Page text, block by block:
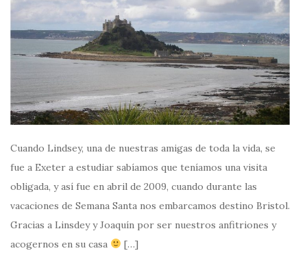
Cuando Lindsey, una de nuestras amigas de toda la vida, se
fue a Exeter a estudiar sabíamos que teníamos una visita
obligada, y así fue en abril de 2009, cuando durante las
vacaciones de Semana Santa nos embarcamos destino Bristol.
Gracias a Linsdey y Joaquín por ser nuestros anfitriones y
acogernos en su casa
[…]